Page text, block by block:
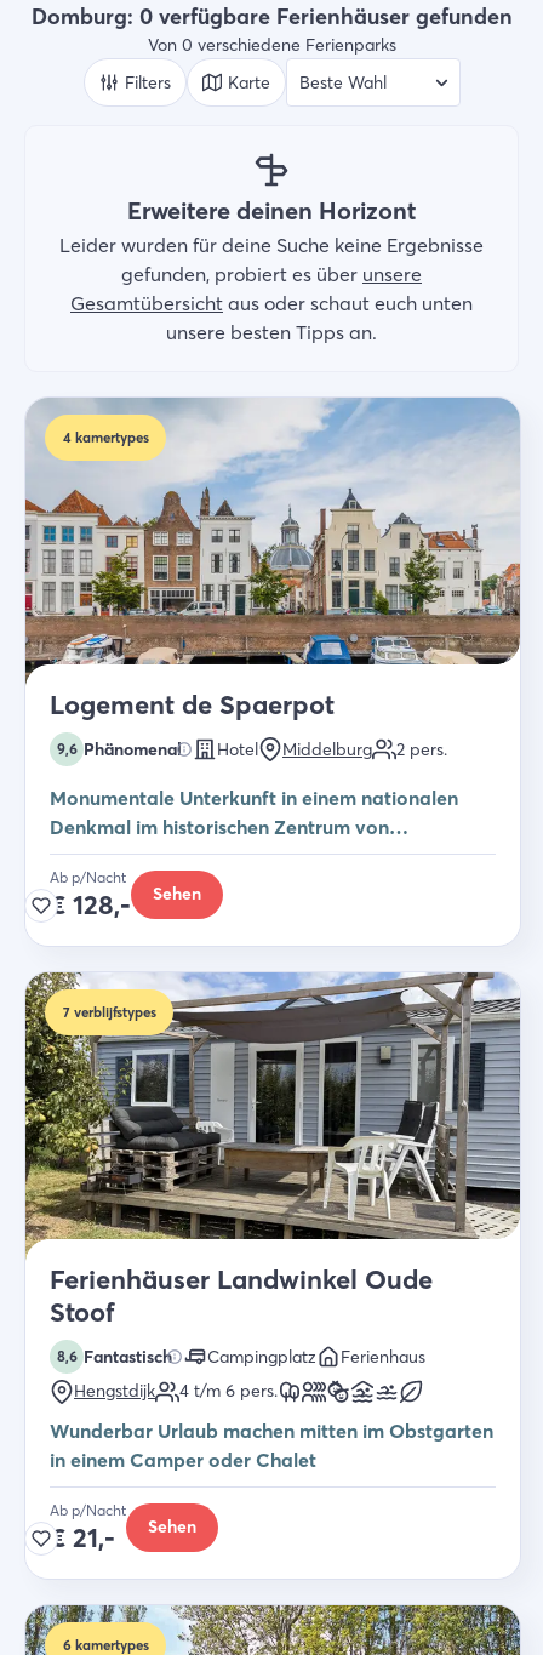
Wer
2 Gäste
Suche
Domburg: 0 verfügbare Ferienhäuser gefunden
Von 0 verschiedene Ferienparks
Filters
Karte
Erweitere deinen Horizont
Leider wurden für deine Suche keine Ergebnisse
gefunden, probiert es über unsere
Gesamtübersicht aus oder schaut euch unten
unsere besten Tipps an.
4 kamertypes
Logement de Spaerpot
9,6 Phänomenal Hotel Middelburg 2 pers.
Monumentale Unterkunft in einem nationalen
Denkmal im historischen Zentrum von
Middelburg
Ab p/Nacht
€ 128,- Sehen
7 verblijfstypes
Ferienhäuser Landwinkel Oude
Stoof
8,6 Fantastisch Campingplatz
Ferienhaus
Hengstdijk
4 t/m 6 pers.
Wunderbar Urlaub machen mitten im Obstgarten
in einem Camper oder Chalet
Ab p/Nacht
€ 21,- Sehen
6 kamertypes